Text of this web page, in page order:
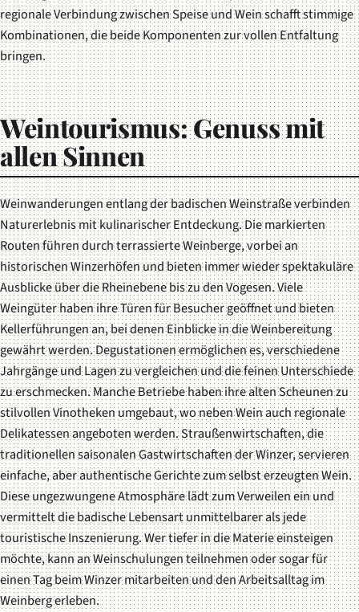
regionale Verbindung zwischen Speise und Wein schafft stimmige
Kombinationen, die beide Komponenten zur vollen Entfaltung
bringen.
Weintourismus: Genuss mit
allen Sinnen
Weinwanderungen entlang der badischen Weinstraße verbinden
Naturerlebnis mit kulinarischer Entdeckung. Die markierten
Routen führen durch terrassierte Weinberge, vorbei an
historischen Winzerhöfen und bieten immer wieder spektakuläre
Ausblicke über die Rheinebene bis zu den Vogesen. Viele
Weingüter haben ihre Türen für Besucher geöffnet und bieten
Kellerführungen an, bei denen Einblicke in die Weinbereitung
gewährt werden. Degustationen ermöglichen es, verschiedene
Jahrgänge und Lagen zu vergleichen und die feinen Unterschiede
zu erschmecken. Manche Betriebe haben ihre alten Scheunen zu
stilvollen Vinotheken umgebaut, wo neben Wein auch regionale
Delikatessen angeboten werden.Straußenwirtschaften, die
traditionellen saisonalen Gastwirtschaften der Winzer, servieren
einfache, aber authentische Gerichte zum selbst erzeugten Wein.
Diese ungezwungene Atmosphäre lädt zum Verweilen ein und
vermittelt die badische Lebensart unmittelbarer als jede
touristische Inszenierung. Wer tiefer in die Materie einsteigen
möchte, kann an Weinschulungen teilnehmen oder sogar für
einen Tag beim Winzer mitarbeiten und den Arbeitsalltag im
Weinberg erleben.